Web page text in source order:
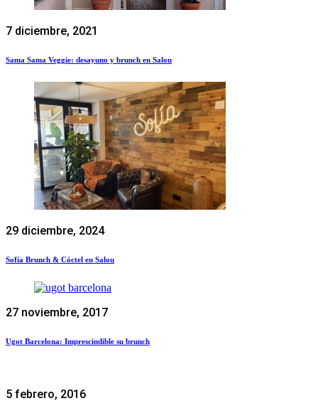
7 diciembre, 2021
Sama Sama Veggie: desayuno y brunch en Salou
29 diciembre, 2024
Sofía Brunch & Cóctel en Salou
27 noviembre, 2017
Ugot Barcelona: Imprescindible su brunch
5 febrero, 2016